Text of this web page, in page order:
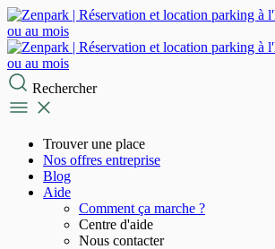
Rechercher
Trouver une place
Nos offres entreprise
Blog
Aide
Comment ça marche ?
Centre d'aide
Nous contacter